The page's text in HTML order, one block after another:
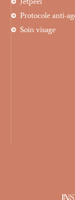
Protocole anti-
Soin visage